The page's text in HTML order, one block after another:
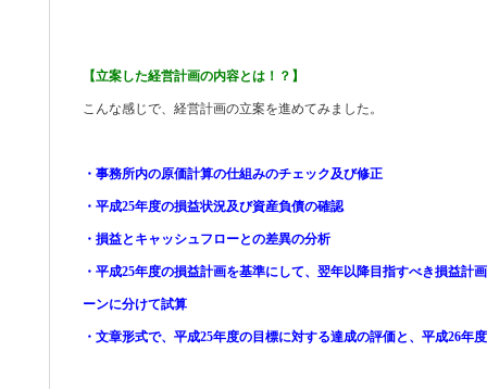
【立案した経営計画の内容とは！？】
こんな感じで、経営計画の立案を進めてみました。
・事務所内の原価計算の仕組みのチェック及び修正
・平成25年度の損益状況及び資産負債の確認
・損益とキャッシュフローとの差異の分析
・平成25年度の損益計画を基準にして、翌年以降目指すべき損益計
ーンに分けて試算
・文章形式で、平成25年度の目標に対する達成の評価と、平成26年